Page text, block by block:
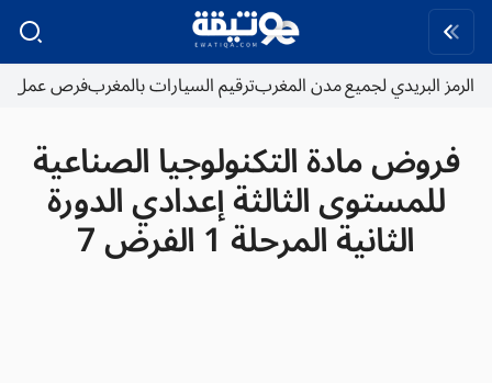
الرمز البريدي لجميع مدن المغربترقيم السيارات بالمغربفرص عمل
فروض مادة التكنولوجيا الصناعية
للمستوى الثالثة إعدادي الدورة
الثانية المرحلة 1 الفرض 7